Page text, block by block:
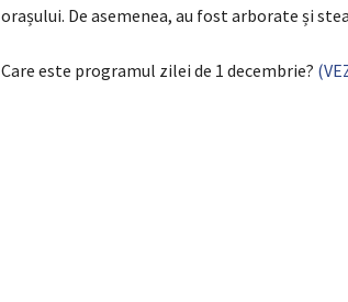
orașului. De asemenea, au fost arborate și
Care este programul zilei de 1 decembrie?